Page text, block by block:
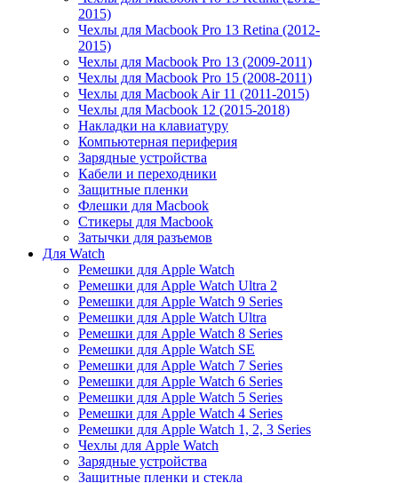
2015)
Чехлы для Macbook Pro 13 Retina (2012-
2015)
Чехлы для Macbook Pro 13 (2009-2011)
Чехлы для Macbook Pro 15 (2008-2011)
Чехлы для Macbook Air 11 (2011-2015)
Чехлы для Macbook 12 (2015-2018)
Накладки на клавиатуру
Компьютерная периферия
Зарядные устройства
Кабели и переходники
Защитные пленки
Флешки для Macbook
Стикеры для Macbook
Затычки для разъемов
Для Watch
Ремешки для Apple Watch
Ремешки для Apple Watch Ultra 2
Ремешки для Apple Watch 9 Series
Ремешки для Apple Watch Ultra
Ремешки для Apple Watch 8 Series
Ремешки для Apple Watch SE
Ремешки для Apple Watch 7 Series
Ремешки для Apple Watch 6 Series
Ремешки для Apple Watch 5 Series
Ремешки для Apple Watch 4 Series
Ремешки для Apple Watch 1, 2, 3 Series
Чехлы для Apple Watch
Зарядные устройства
Защитные пленки и стекла